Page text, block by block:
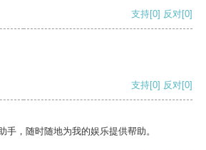
支持[0] 反对[0]
支持[0] 反对[0]
手，随时随地为我的娱乐提供帮助。